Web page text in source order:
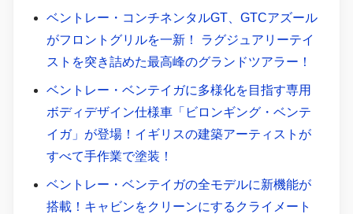
ベントレー・コンチネンタルGT、GTCアズール
がフロントグリルを一新！ ラグジュアリーテイ
ストを突き詰めた最高峰のグランドツアラー！
ベントレー・ベンテイガに多様化を目指す専用
ボディデザイン仕様車「ビロンギング・ベンテ
イガ」が登場！イギリスの建築アーティストが
すべて手作業で塗装！
ベントレー・ベンテイガの全モデルに新機能が
搭載！キャビンをクリーンにするクライメート